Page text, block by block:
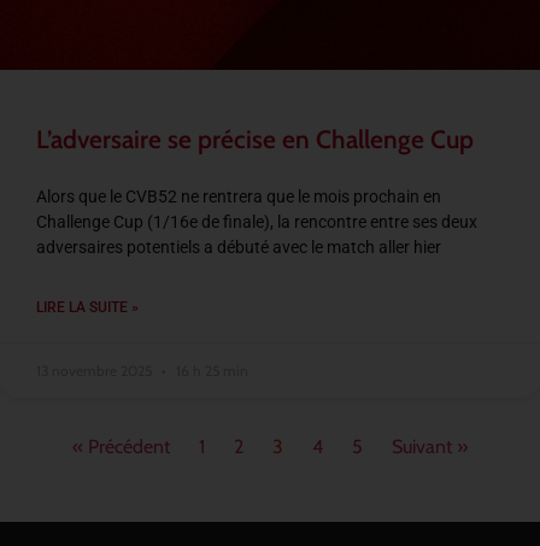
L’adversaire se précise en Challenge Cup
Alors que le CVB52 ne rentrera que le mois prochain en
Challenge Cup (1/16e de finale), la rencontre entre ses deux
adversaires potentiels a débuté avec le match aller hier
LIRE LA SUITE »
« Précédent 1 2 3 4 5 Suivant »